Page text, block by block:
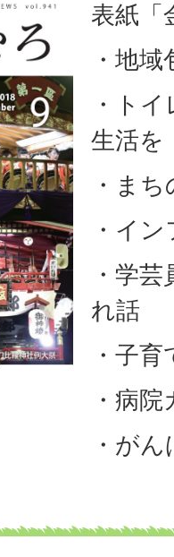
表紙「
・地
・ト
生活を
・ま
・イ
・学
れ話
・子
・病
・が